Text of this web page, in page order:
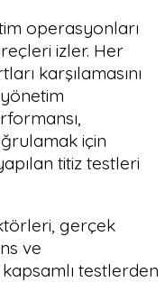
operasyonları
izler. Her
karşılamasını
için
titiz testleri
gerçek
ve
testlerden